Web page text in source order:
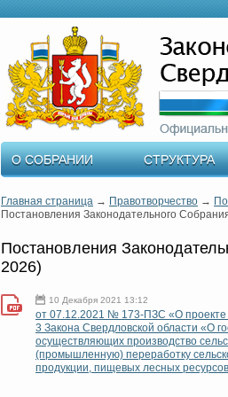
О СОБРАНИИ СТРУКТУРА
Главная страница → Правотворчество →
Постановления Законодательного
Постановления
2026)
10 Декабря 2021 13:12
от 07.12.2021 № 173-ПЗС «О проекте
3 Закона Свердловской области «О
осуществляющих производство
(промышленную) переработку
продукции, пищевых лесных